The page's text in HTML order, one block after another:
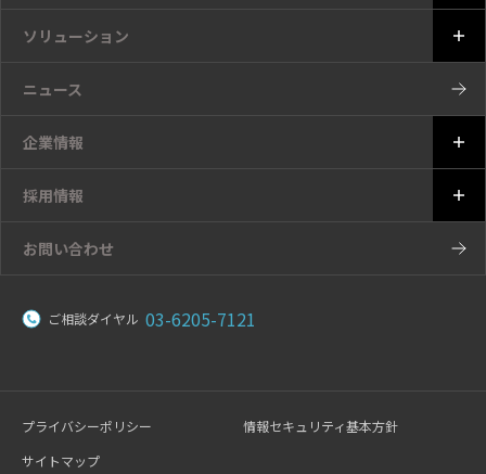
ソリューション
ニュース
企業情報
採用情報
お問い合わせ
ご相談ダイヤル 03-6205-7121
プライバシーポリシー
情報セキュリティ基本方針
サイトマップ